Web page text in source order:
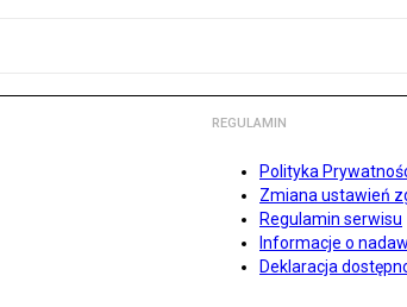
REGULAMIN
Polityka
Zmiana ustawień
Regulamin serwisu
Informacje o
Deklaracja